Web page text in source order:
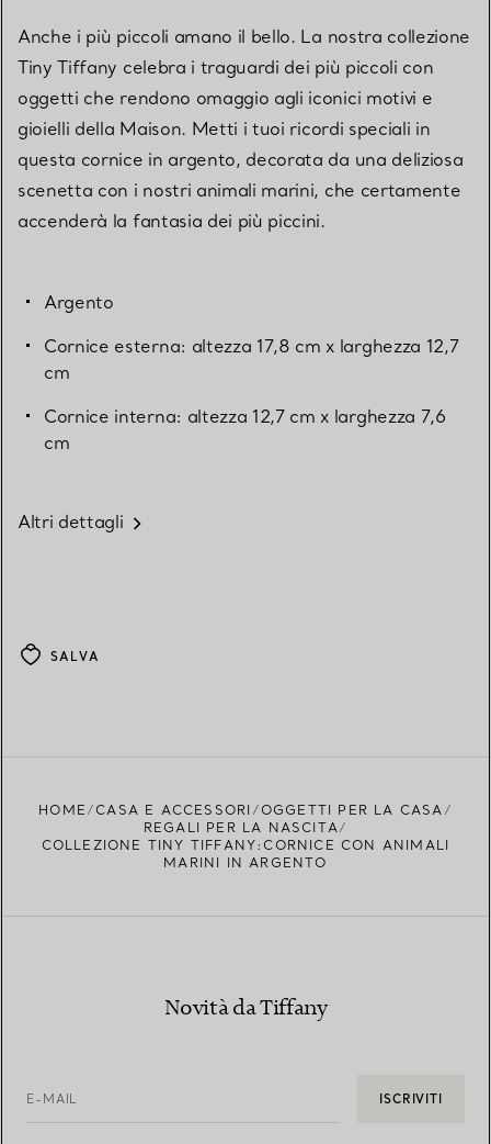
Anche i più piccoli amano il bello. La nostra collezione
Tiny Tiffany celebra i traguardi dei più piccoli con
oggetti che rendono omaggio agli iconici motivi e
gioielli della Maison. Metti i tuoi ricordi speciali in
questa cornice in argento, decorata da una deliziosa
scenetta con i nostri animali marini, che certamente
accenderà la fantasia dei più piccini.
Argento
Cornice esterna: altezza 17,8 cm x larghezza 12,7
cm
Cornice interna: altezza 12,7 cm x larghezza 7,6
cm
Altri dettagli
SALVA
HOME CASA E ACCESSORI
OGGETTI PER LA CASA
REGALI PER LA NASCITA
COLLEZIONE TINY TIFFANY:CORNICE CON ANIMALI
MARINI IN ARGENTO
Novità da Tiffany
E-MAIL ISCRIVITI